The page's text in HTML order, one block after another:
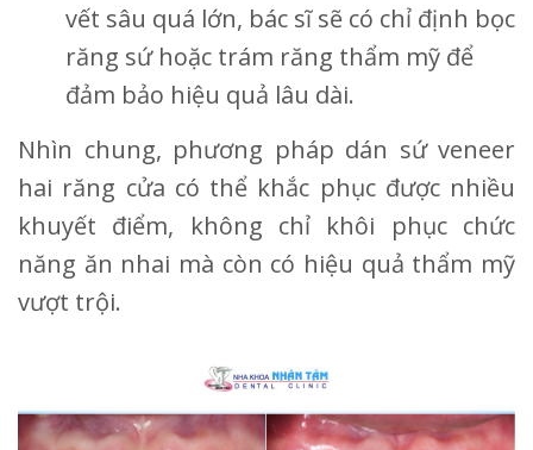
vết sâu quá lớn, bác sĩ sẽ có chỉ định bọc
răng sứ hoặc trám răng thẩm mỹ để
đảm bảo hiệu quả lâu dài.
Nhìn chung, phương pháp dán sứ veneer
hai răng cửa có thể khắc phục được nhiều
khuyết điểm, không chỉ khôi phục chức
năng ăn nhai mà còn có hiệu quả thẩm mỹ
vượt trội.